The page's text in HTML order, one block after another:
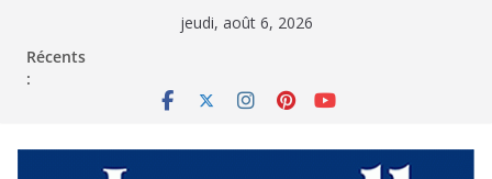
jeudi, août 6, 2026
Récents
: